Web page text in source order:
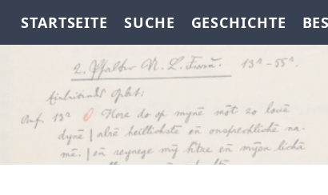
STARTSEITE SUCHE GESCHICHTE